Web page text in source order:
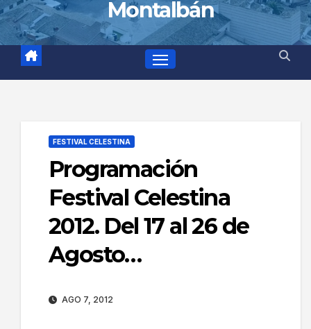
Montalbán
FESTIVAL CELESTINA
Programación
Festival Celestina
2012. Del 17 al 26 de
Agosto…
AGO 7, 2012